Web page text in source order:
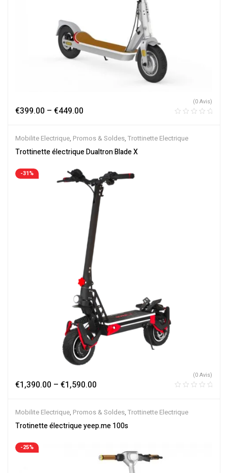
€399.00 – €449.00
(0 Avis)
Mobilite Electrique, Promos & Soldes, Trottinette Electrique
Trottinette électrique Dualtron Blade X
-31%
€1,390.00 – €1,590.00
(0 Avis)
Mobilite Electrique, Promos & Soldes, Trottinette Electrique
Trotinette électrique yeep.me 100s
-25%